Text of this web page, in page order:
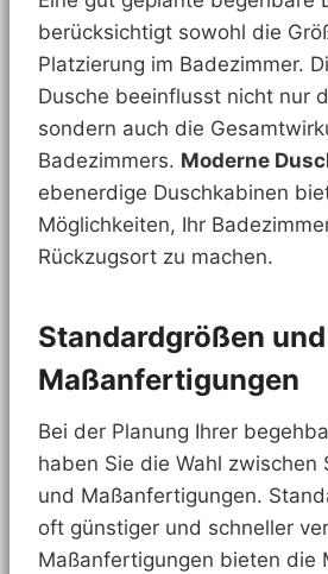
berücksichtigt sowohl die
Platzierung im Badezimmer.
Dusche beeinflusst nicht nur
sondern auch die
Badezimmers. Moderne
ebenerdige Duschkabinen
Möglichkeiten, Ihr
Rückzugsort zu machen.
Standardgrößen und
Maßanfertigungen
Bei der Planung Ihrer
haben Sie die Wahl zwischen
und Maßanfertigungen.
oft günstiger und schneller
Maßanfertigungen bieten die